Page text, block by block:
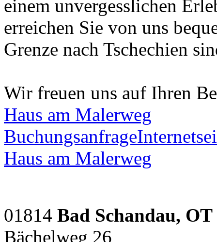
einem unvergesslichen
erreichen Sie von uns
Grenze nach Tschechien
Wir freuen uns auf Ihren
Haus am Malerweg
Buchungsanfrage
Haus am Malerweg
01814 Bad Schandau,
Bächelweg 26